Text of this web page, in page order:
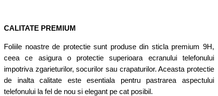
CALITATE PREMIUM
Foliile noastre de protectie sunt produse din sticla premium 9H,
ceea ce asigura o protectie superioara ecranului telefonului
impotriva zgarieturilor, socurilor sau crapaturilor. Aceasta protectie
de inalta calitate este esentiala pentru pastrarea aspectului
telefonului la fel de nou si elegant pe cat posibil.